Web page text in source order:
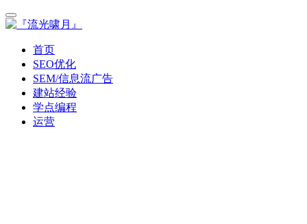
首页
SEO优化
SEM/信息流广告
建站经验
学点编程
运营